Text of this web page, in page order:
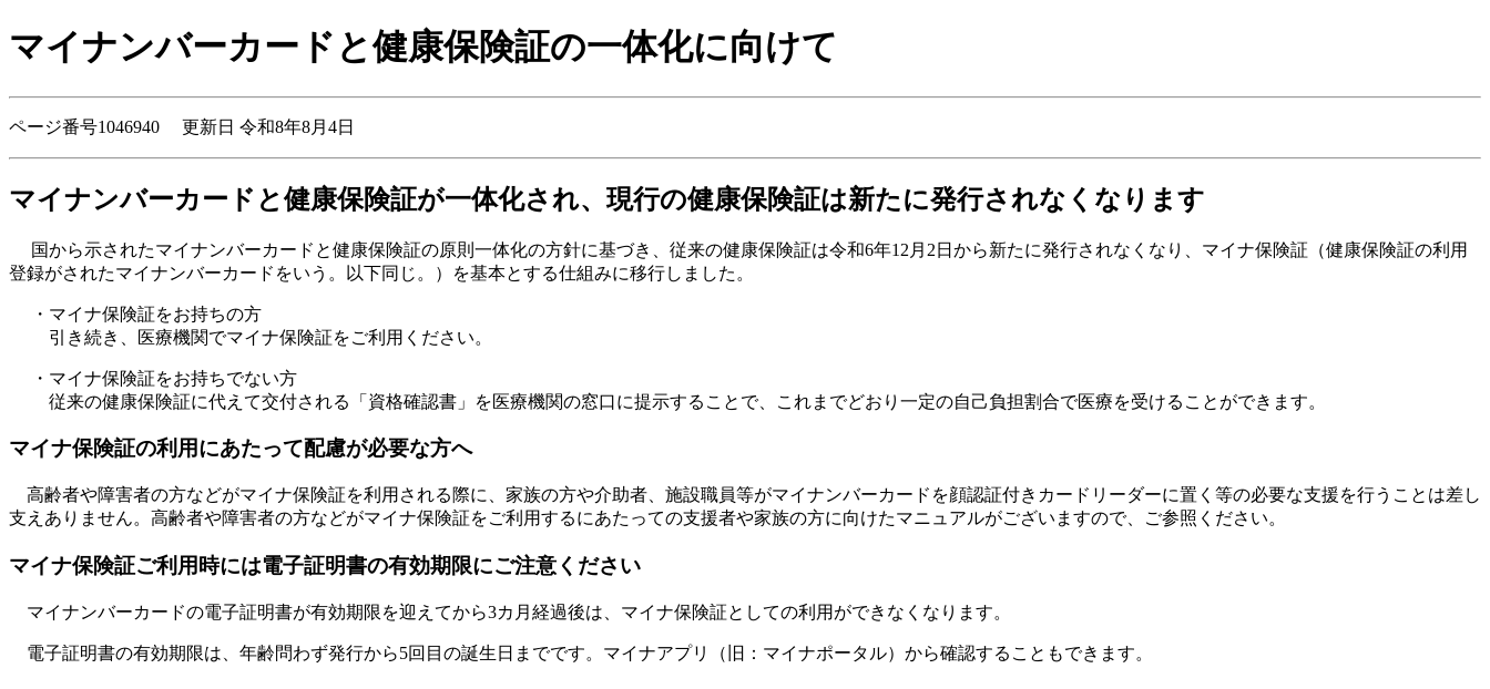
マイナンバーカードと健康保険証の一体化に向けて
ページ番号1046940 更新日 令和8年8月4日
マイナンバーカードと健康保険証が一体化され、現行の健康保険証は新たに発行されなくなります
国から示されたマイナンバーカードと健康保険証の原則一体化の方針に基づき、従来の健康保険証は令和6年12月2日から新たに発行されなくなり、マイナ保険証（健康保険証の利用
登録がされたマイナンバーカードをいう。以下同じ。）を基本とする仕組みに移行しました。
・マイナ保険証をお持ちの方
引き続き、医療機関でマイナ保険証をご利用ください。
・マイナ保険証をお持ちでない方
従来の健康保険証に代えて交付される「資格確認書」を医療機関の窓口に提示することで、これまでどおり一定の自己負担割合で医療を受けることができます。
マイナ保険証の利用にあたって配慮が必要な方へ
高齢者や障害者の方などがマイナ保険証を利用される際に、家族の方や介助者、施設職員等がマイナンバーカードを顔認証付きカードリーダーに置く等の必要な支援を行うことは差し
支えありません。高齢者や障害者の方などがマイナ保険証をご利用するにあたっての支援者や家族の方に向けたマニュアルがございますので、ご参照ください。
マイナ保険証ご利用時には電子証明書の有効期限にご注意ください
マイナンバーカードの電子証明書が有効期限を迎えてから3カ月経過後は、マイナ保険証としての利用ができなくなります。
電子証明書の有効期限は、年齢問わず発行から5回目の誕生日までです。マイナアプリ（旧：マイナポータル）から確認することもできます。